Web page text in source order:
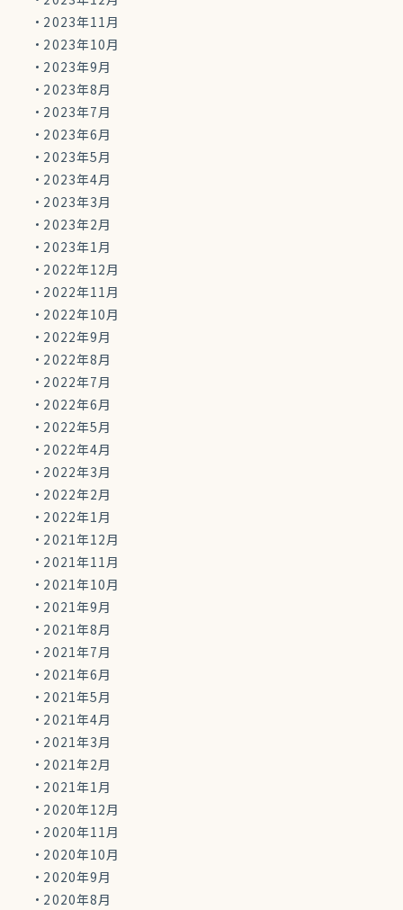
2023年11月
2023年10月
2023年9月
2023年8月
2023年7月
2023年6月
2023年5月
2023年4月
2023年3月
2023年2月
2023年1月
2022年12月
2022年11月
2022年10月
2022年9月
2022年8月
2022年7月
2022年6月
2022年5月
2022年4月
2022年3月
2022年2月
2022年1月
2021年12月
2021年11月
2021年10月
2021年9月
2021年8月
2021年7月
2021年6月
2021年5月
2021年4月
2021年3月
2021年2月
2021年1月
2020年12月
2020年11月
2020年10月
2020年9月
2020年8月